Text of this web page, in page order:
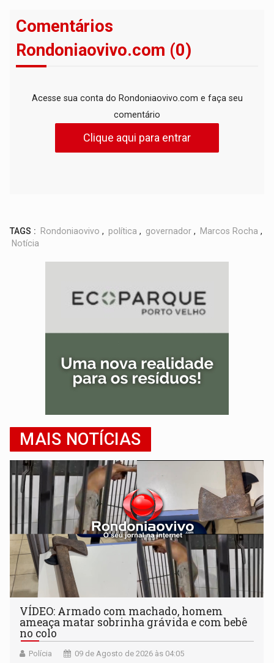
Comentários
Rondoniaovivo.com (0)
Acesse sua conta do Rondoniaovivo.com e faça seu
comentário
Clique aqui para entrar
TAGS : Rondoniaovivo , política , governador , Marcos Rocha ,
Notícia
MAIS NOTÍCIAS
VÍDEO: Armado com machado, homem
ameaça matar sobrinha grávida e com bebê
no colo
Polícia 09 de Agosto de 2026 às 04:05